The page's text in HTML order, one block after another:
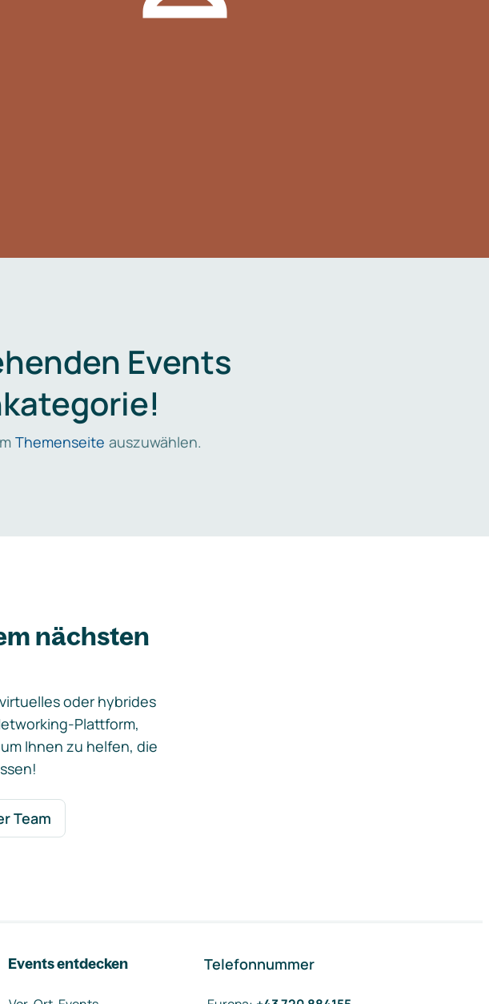
Events
Themenseite auszuwählen.
nächsten
oder hybrides
Plattform,
Ihnen zu helfen, die
Team
Events entdecken Telefonnummer